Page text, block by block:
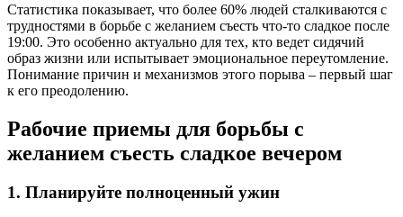
Статистика показывает, что более 60% людей сталкиваются с
трудностями в борьбе с желанием съесть что-то сладкое после
19:00. Это особенно актуально для тех, кто ведет сидячий
образ жизни или испытывает эмоциональное переутомление.
Понимание причин и механизмов этого порыва – первый шаг
к его преодолению.
Рабочие приемы для борьбы с
желанием съесть сладкое вечером
1. Планируйте полноценный ужин